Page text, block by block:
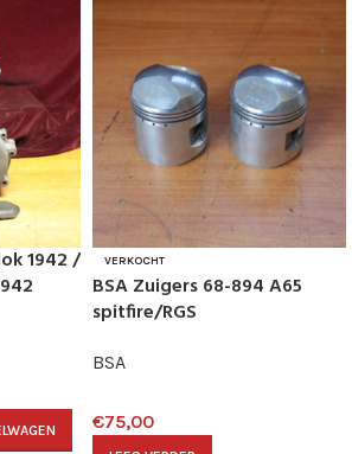
1942 /
VERKOCHT
BSA Zuigers 68-894 A65
spitfire/RGS
BSA
€75,00